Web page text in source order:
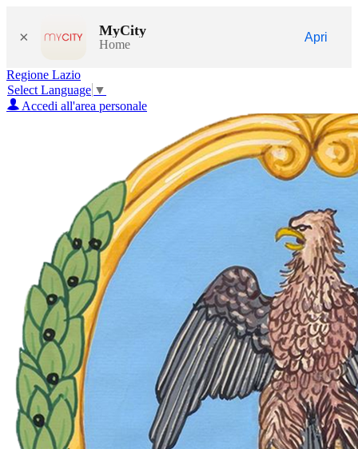
× MyCity
Home
Apri
Regione Lazio
Select Language ▼
Accedi all'area personale